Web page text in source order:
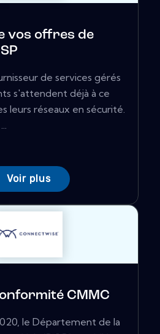
vos offres de
de services gérés
s'attendent déjà à ce
leurs réseaux en sécurité.
Voir plus
CMMC
le Département de la